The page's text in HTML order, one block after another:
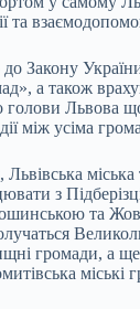
та
Закону
а також
голови Львова
між усіма
з
та
громади, а